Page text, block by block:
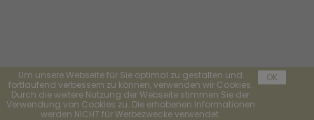
Um unsere Webseite für Sie optimal zu gestalten und
fortlaufend verbessern zu können, verwenden wir Cookies.
Durch die weitere Nutzung der Webseite stimmen Sie der
Verwendung von Cookies zu. Die erhobenen Informationen
werden NICHT für Werbezwecke verwendet.
OK